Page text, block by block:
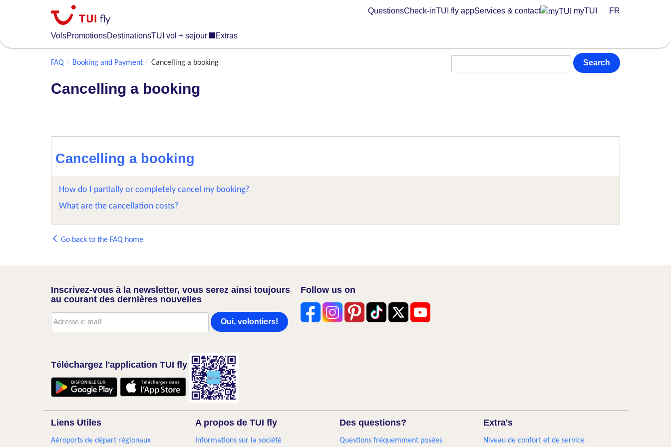
content
VolsPromotionsDestinationsTUI vol + sejour Extras
QuestionsCheck-inTUI fly appServices & contact myTUI FR
FAQ Booking and Payment Cancelling a booking Search
Cancelling a booking
Cancelling a booking
How do I partially or completely cancel my booking?
What are the cancellation costs?
Go back to the FAQ home
Inscrivez-vous à la newsletter, vous serez ainsi toujours
au courant des dernières nouvelles
Oui, volontiers!
Follow us on
Téléchargez l'application TUI fly
Liens Utiles
Aéroports de départ régionaux
A propos de TUI fly
Informations sur la société
Des questions?
Questions fréquemment posées
Extra's
Niveau de confort et de service